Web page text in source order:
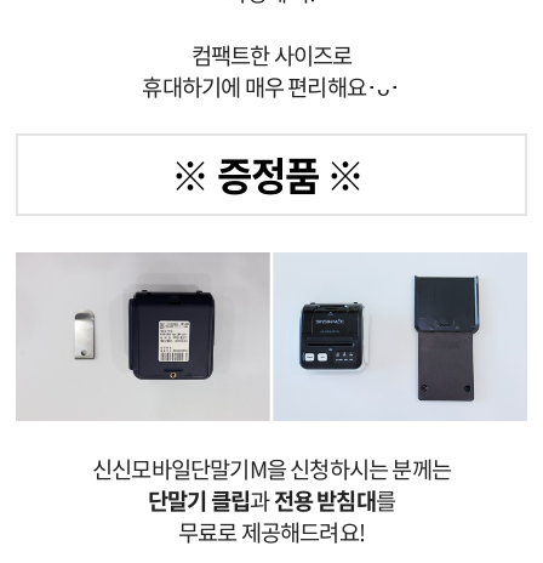
컴팩트한 사이즈로
휴대하기에 매우 편리해요･ᴗ･
※ 증정품 ※
신신모바일단말기M을 신청하시는 분께는
단말기 클립과전용 받침대를
무료로 제공해드려요!